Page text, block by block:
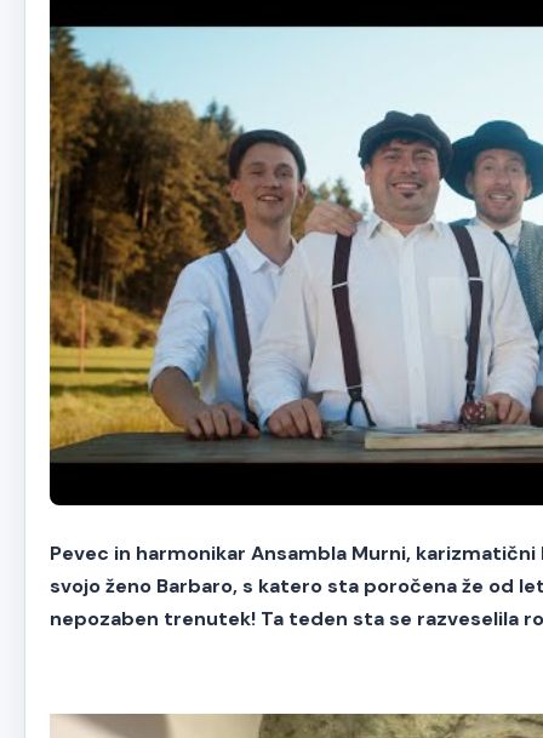
Pevec in harmonikar Ansambla Murni, karizmatični
svojo ženo Barbaro, s katero sta poročena že od
nepozaben trenutek! Ta teden sta se razveselila